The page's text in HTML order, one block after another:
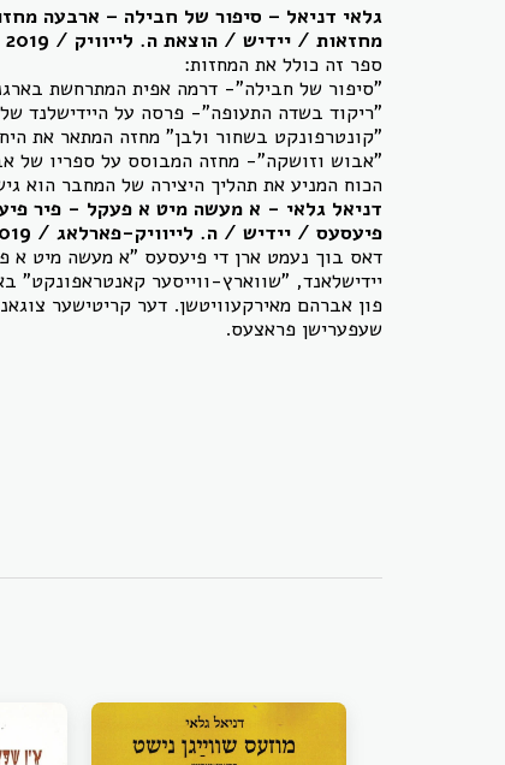
גלאי דניאל – סיפור של חבילה – ארבעה
מחזאות / יידיש / הוצאת ה. לייוויק / 2019 / כריכה רכה / 182 עמודים.
ספר זה כולל את המחזות:
"סיפור של חבילה"- דרמה אפית המתרחשת
"ריקוד בשדה התעופה"- פרסה על היידישלנד של
"קונטרפונקט בשחור ולבן" מחזה המתאר את
"אבוש וזושקה"- מחזה המבוסס על ספריו של
הכוח המניע את תהליך היצירה של המחבר הוא
דניאל גלאי - א מעשה מיט א פעקל - פיר
פיעסעס / יידיש / ה. לייוויק-פארלאג / 2019 / סאָפטקאָווער / 182 זייַטלעך.
דאס בוך נעמט ארן די פיעסעס "א מעשה מיט א
יידישלאנד, "שווארץ-ווייסער קאנטראפונקט"
פון אברהם מאירקעוויטשן. דער קריטישער
שעפערישן פראצעס.